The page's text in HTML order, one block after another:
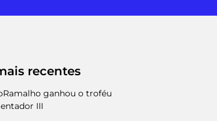
recentes
ganhou o troféu
III